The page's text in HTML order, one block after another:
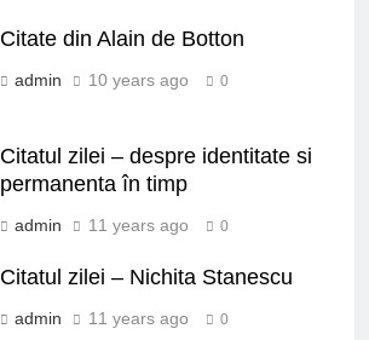
Citate din Alain de Botton
admin 10 years ago 0
Citatul zilei – despre identitate si
permanenta în timp
admin 11 years ago 0
Citatul zilei – Nichita Stanescu
admin 11 years ago 0